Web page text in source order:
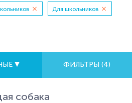
Для школьников
ФИЛЬТРЫ (4)
собака